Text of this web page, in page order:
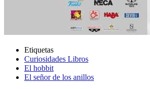
Etiquetas
Curiosidades Libros
El hobbit
El señor de los anillos